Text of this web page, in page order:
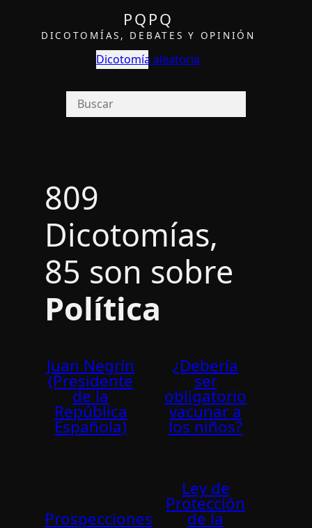
PQPQ
DICOTOMÍAS, DEBATES Y OPINIÓN
Dicotomía aleatoria
809
Dicotomías,
85 son sobre
Política
Juan Negrín
(Presidente
de la
República
Española)
¿Debería
ser
obligatorio
vacunar a
los niños?
Prospecciones
Ley de
Protección
de la